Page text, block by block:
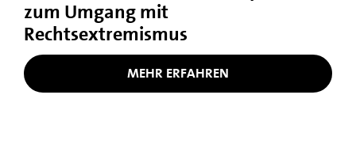
zum Umgang mit
Rechtsextremismus
MEHR ERFAHREN